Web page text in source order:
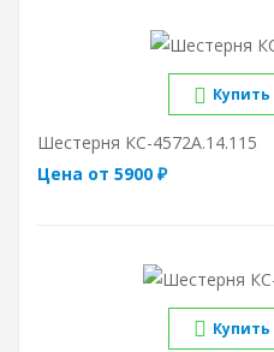
Купить
Шестерня КС-4572А.14.115
Цена от 5900 ₽
Купить